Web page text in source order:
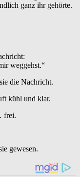
ganz ihr gehörte.
weggehst.“
die Nachricht.
kühl und klar.
frei.
gewesen.